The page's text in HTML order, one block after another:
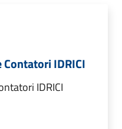
IDRICI
IDRICI